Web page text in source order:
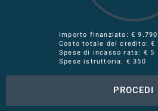
Importo finanziato: €9.790
Costo totale del credito: €
Spese di incasso rata: € 5
Spese istruttoria: € 350
PROCEDI